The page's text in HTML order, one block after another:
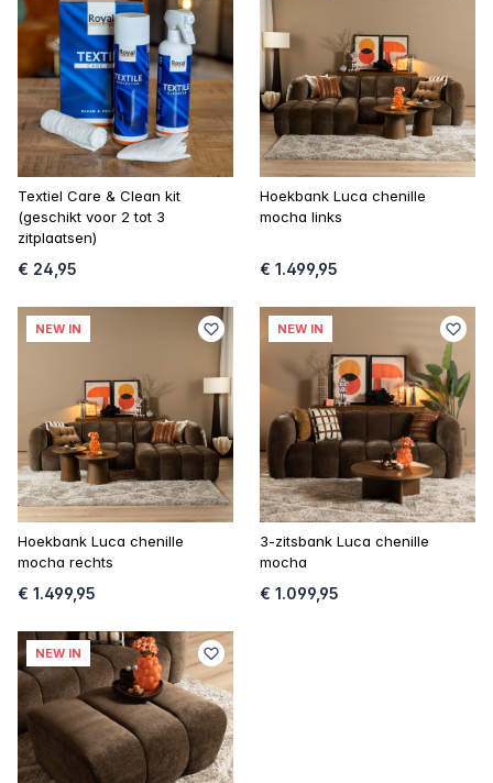
Textiel Care & Clean kit
(geschikt voor 2 tot 3
zitplaatsen)
€ 24,95
Hoekbank Luca chenille
mocha links
€ 1.499,95
NEW IN
Hoekbank Luca chenille
mocha rechts
€ 1.499,95
NEW IN
3-zitsbank Luca chenille
mocha
€ 1.099,95
NEW IN